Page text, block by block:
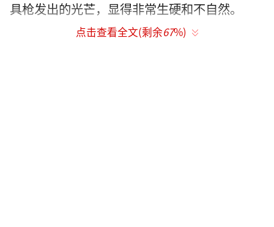
具枪发出的光芒，显得非常生硬和不自然。
两部剧都选择了流量偶像明星担任主角，
点击查看全文(剩余67%)